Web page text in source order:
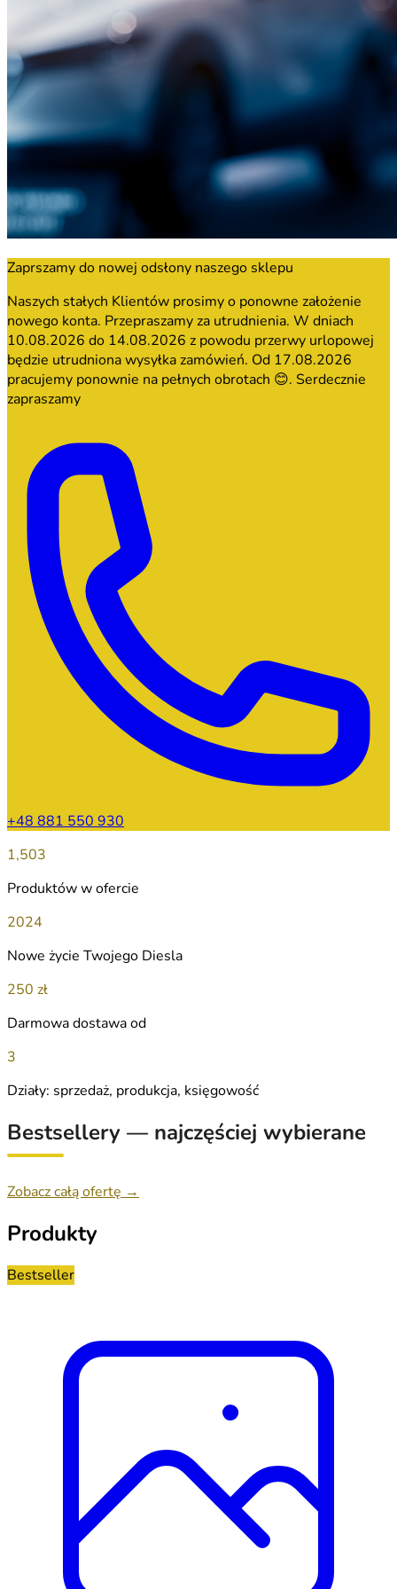
Zaprszamy do nowej odsłony naszego sklepu
Naszych stałych Klientów prosimy o ponowne założenie
nowego konta. Przepraszamy za utrudnienia. W dniach
10.08.2026 do 14.08.2026 z powodu przerwy urlopowej
będzie utrudniona wysyłka zamówień. Od 17.08.2026
pracujemy ponownie na pełnych obrotach 😊. Serdecznie
zapraszamy
+48 881 550 930
1,503
Produktów w ofercie
2024
Nowe życie Twojego Diesla
250 zł
Darmowa dostawa od
3
Działy: sprzedaż, produkcja, księgowość
Bestsellery — najczęściej wybierane
Zobacz całą ofertę →
Produkty
Bestseller